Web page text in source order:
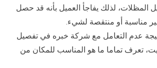
المظلات، لذلك يفاجأ العميل بأنه قد حصل
مناسبة أو منتقصة لشيء.
عدم التعامل مع شركة خبره في تفصيل
تعرف تماما ما هو المناسب للمكان من